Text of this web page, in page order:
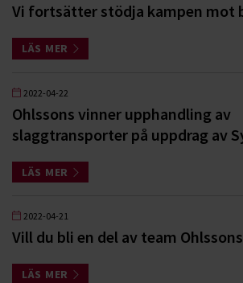
Vi fortsätter stödja kampen mot
LÄS MER
2022-04-22
Ohlssons vinner upphandling av
slaggtransporter på uppdrag av
LÄS MER
2022-04-21
Vill du bli en del av team
LÄS MER